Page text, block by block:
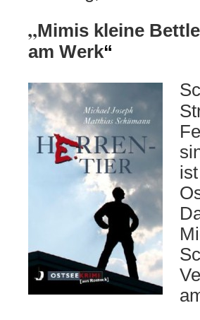
„Mimis kleine
am Werk“